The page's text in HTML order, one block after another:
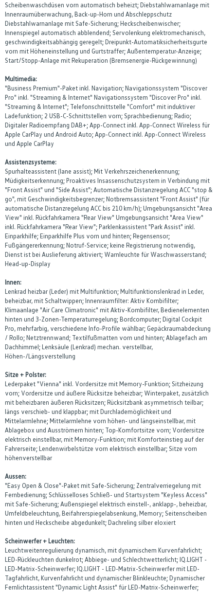
Scheibenwaschdüsen vorn automatisch beheizt; Diebstahlwarnanlage mit
Innenraumüberwachung, Back-up-Horn und Abschleppschutz
Diebstahlwarnanlage mit Safe-Sicherung; Heckscheibenwischer;
Innenspiegel automatisch abblendend; Servolenkung elektromechanisch,
geschwindigkeitsabhängig geregelt; Dreipunkt-Automatiksicherheitsgurte
vorn mit Höheneinstellung und Gurtstraffer; Außentemperatur-Anzeige;
Start/Stopp-Anlage mit Rekuperation (Bremsenergie-Rückgewinnung)
Multimedia:
"Business Premium"-Paket inkl. Navigation; Navigationssystem "Discover
Pro" inkl. "Streaming & Internet" Navigationssystem "Discover Pro" inkl.
"Streaming & Internet"; Telefonschnittstelle "Comfort" mit induktiver
Ladefunktion; 2 USB-C-Schnittstellen vorn; Sprachbedienung; Radio;
Digitaler Radioempfang DAB+; App-Connect inkl. App-Connect Wireless für
Apple CarPlay und Android Auto; App-Connect inkl. App-Connect Wireless
und Apple CarPlay
Assistenzsysteme:
Spurhalteassistent (lane assist); Mit Verkehrszeichenerkennung;
Müdigkeitserkennung; Proaktives Insassenschutzsystem in Verbindung mit
"Front Assist" und "Side Assist"; Automatische Distanzregelung ACC "stop &
go", mit Geschwindigkeitsbegrenzer; Notbremsassistent "Front Assist" (für
automatische Distanzregelung ACC bis 210 km/h); Umgebungsansicht "Area
View" inkl. Rückfahrkamera "Rear View" Umgebungsansicht "Area View"
inkl. Rückfahrkamera "Rear View"; Parklenkassistent "Park Assist" inkl.
Einparkhilfe; Einparkhilfe Plus vorn und hinten; Regensensor;
Fußgängererkennung; Notruf-Service; keine Registrierung notwendig,
Dienst ist bei Auslieferung aktiviert; Warnleuchte für Waschwasserstand;
Head-up-Display
Innen:
Lenkrad heizbar (Leder) mit Multifunktion; Multifunktionslenkrad in Leder,
beheizbar, mit Schaltwippen; Innenraumfilter: Aktiv Kombifilter;
Klimaanlage "Air Care Climatronic" mit Aktiv-Kombifilter, Bedienelementen
hinten und 3-Zonen-Temperaturregelung; Bordcomputer; Digital Cockpit
Pro, mehrfarbig, verschiedene Info-Profile wählbar; Gepäckraumabdeckung
/ Rollo; Netztrennwand; Textilfußmatten vorn und hinten; Ablagefach am
Dachhimmel; Lenksäule (Lenkrad) mechan. verstellbar,
Höhen-/Längsverstellung
Sitze + Polster:
Lederpaket "Vienna" inkl. Vordersitze mit Memory-Funktion; Sitzheizung
vorn; Vordersitze und äußere Rücksitze beheizbar; Winterpaket, zusätzlich
mit beheizbaren äußeren Rücksitzen; Rücksitzbank asymmetrisch teilbar;
längs verschieb- und klappbar; mit Durchlademöglichkeit und
Mittelarmlehne; Mittelarmlehne vorn höhen- und längseinstellbar, mit
Ablagebox und Ausströmern hinten; Top-Komfortsitze vorn; Vordersitze
elektrisch einstellbar, mit Memory-Funktion; mit Komforteinstieg auf der
Fahrerseite; Lendenwirbelstütze vorn elektrisch einstellbar; Sitze vorn
höhenverstellbar
Aussen:
"Easy Open & Close"-Paket mit Safe-Sicherung; Zentralverriegelung mit
Fernbedienung; Schlüsselloses Schließ- und Startsystem "Keyless Access"
mit Safe-Sicherung; Außenspiegel elektrisch einstell-, anklapp-, beheizbar,
Umfeldbeleuchtung, Beifahrerspiegelabsenkung, Memory; Seitenscheiben
hinten und Heckscheibe abgedunkelt; Dachreling silber eloxiert
Scheinwerfer + Leuchten:
Leuchtweitenregulierung dynamisch, mit dynamischem Kurvenfahrlicht;
LED-Rückleuchten dunkelrot; Abbiege- und Schlechtwetterlicht; IQ.LIGHT -
LED-Matrix-Scheinwerfer; IQ.LIGHT - LED-Matrix-Scheinwerfer mit LED-
Tagfahrlicht, Kurvenfahrlicht und dynamischer Blinkleuchte; Dynamischer
Fernlichtassistent "Dynamic Light Assist" für LED-Matrix-Scheinwerfer;